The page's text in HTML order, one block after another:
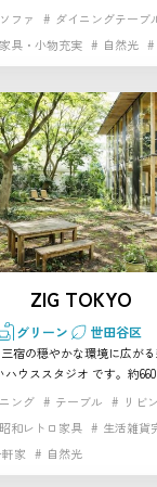
光の入り方が印象的で、他
ートレート、対談、MV、
に適しています。
ソファ ダイニングテーブ
家具・小物充実 自然光
ZIG TOKYO
グリーン 世田谷区
三宿の穏やかな環境に広が
ウススタジオ です。約660
リビング・和室・書斎まで
どちらでも“空気感のある
受けています。静かなロ
が得られるため、人物・商
ング テーブル
リビ
昭和レトロ家具
生活雑貨
家
自然光